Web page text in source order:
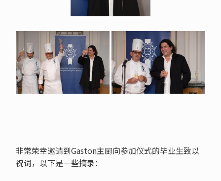
非常荣幸邀请到Gaston主厨向参加仪式的毕业生致以
祝词，以下是一些摘录：